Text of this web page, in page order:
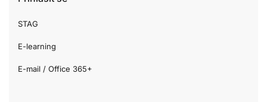
STAG
E-learning
E-mail / Office 365+